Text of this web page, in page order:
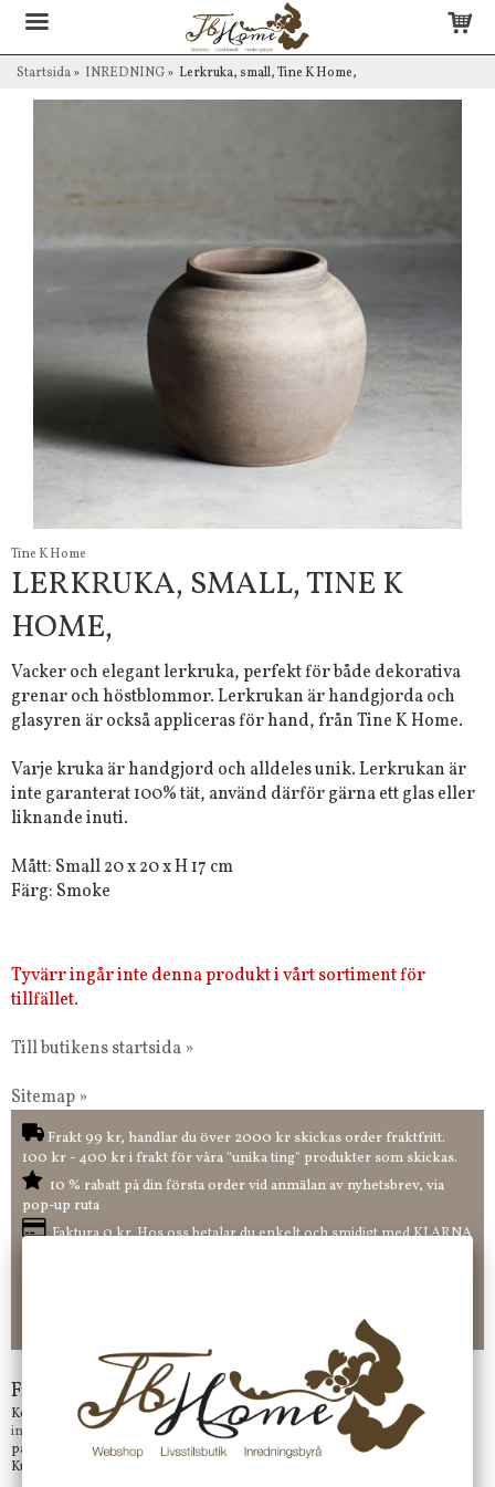
Startsida» INREDNING» Lerkruka, small, Tine K Home,
Tine K Home
LERKRUKA, SMALL, TINE K
HOME,
Vacker och elegant lerkruka, perfekt för både dekorativa
grenar och höstblommor. Lerkrukan är handgjorda och
glasyren är också appliceras för hand, från Tine K Home.
Varje kruka är handgjord och alldeles unik. Lerkrukan är
inte garanterat 100% tät, använd därför gärna ett glas eller
liknande inuti.
Mått: Small 20 x 20 x H 17 cm
Färg: Smoke
Tyvärr ingår inte denna produkt i vårt sortiment för
tillfället.
Till butikens startsida »
Sitemap »
Frakt 99 kr, handlar du över 2000 kr skickas order fraktfritt.
100 kr - 400 kr i frakt för våra "unika ting" produkter som skickas.
10 % rabatt på din första order vid anmälan av nyhetsbrev, via
pop-up ruta
Faktura 0 kr. Hos oss betalar du enkelt och smidigt med KLARNA
-ligt Tack för att just Du tittar in hos Jb Home!
Frågor?
Kontakta oss på
info@jbhome.se
Vi svarar
på mail så fort vi kan.
Kundtjänst telefontid öppet vardagar mellan 10.00 - 15.00